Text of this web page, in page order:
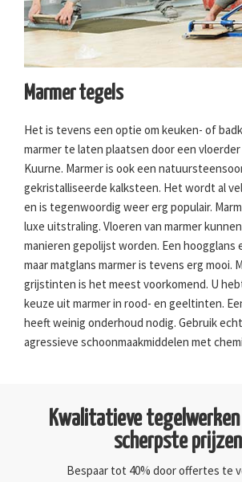
Marmer tegels
Het is tevens een optie om keuken- of
marmer te laten plaatsen door een
Kuurne. Marmer is ook een
gekristalliseerde kalksteen. Het wordt al
en is tegenwoordig weer erg populair.
luxe uitstraling. Vloeren van marmer
manieren gepolijst worden. Een hoogglans
maar matglans marmer is tevens erg mooi.
grijstinten is het meest voorkomend. U
keuze uit marmer in rood- en geeltinten.
heeft weinig onderhoud nodig. Gebruik
agressieve schoonmaakmiddelen met
Kwalitatieve
scherpste
Bespaar tot 40% door offertes te